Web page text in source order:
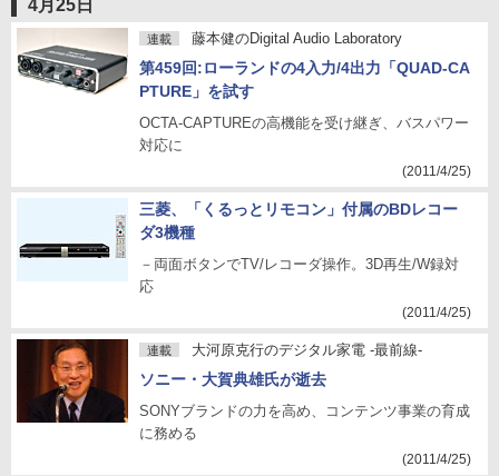
4月25日
連載 藤本健のDigital Audio Laboratory
第459回:ローランドの4入力/4出力「QUAD-CA
PTURE」を試す
OCTA-CAPTUREの高機能を受け継ぎ、バスパワー
対応に
(2011/4/25)
三菱、「くるっとリモコン」付属のBDレコー
ダ3機種
－両面ボタンでTV/レコーダ操作。3D再生/W録対
応
(2011/4/25)
連載 大河原克行のデジタル家電 -最前線-
ソニー・大賀典雄氏が逝去
SONYブランドの力を高め、コンテンツ事業の育成
に務める
(2011/4/25)